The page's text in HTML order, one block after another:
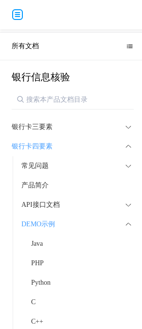
所有文档
银行信息核验
银行卡三要素
银行卡四要素
常见问题
产品简介
API接口文档
DEMO示例
Java
PHP
Python
C
C++